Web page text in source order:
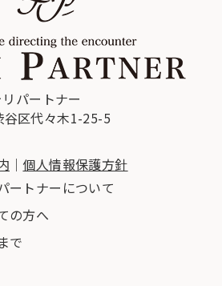
パートナー
区代々木1-25-5
｜ 個人情報保護方針
ートナーについて
の方へ
で